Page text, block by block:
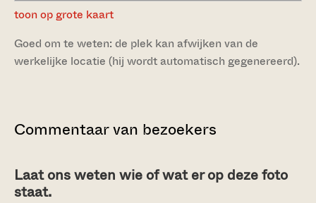
toon op grote kaart
Goed om te weten: de plek kan afwijken van de
werkelijke locatie (hij wordt automatisch gegenereerd).
Commentaar van bezoekers
Laat ons weten wie of wat er op deze foto
staat.